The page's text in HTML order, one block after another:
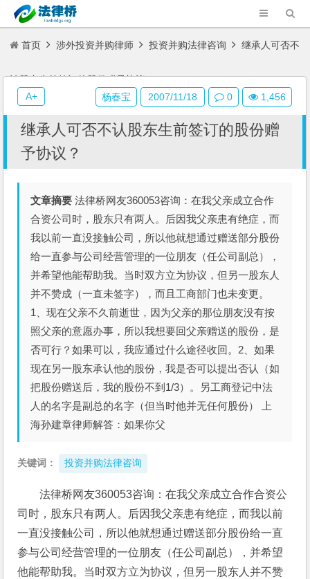
首页 涉外投资并购律师 投资并购法律咨询 继承人可否不
认股东生前签订的股份赠予协议？
继承人可否不认股东生前签订的股份赠
予协议？
文章摘要 法律桥网友360053咨询：在我父亲成立合作
合资公司时，股东只有两人。后因我父亲患有绝症，而
我以前一直没接触公司，所以他就想通过赠送部分股份
给一直参与公司经营管理的一位朋友（任公司副总），
并希望他能帮助我。当时双方立为协议，但另一股东人
并不赞成（一直未签字），而且工商部门也未变更。
1、现在父亲不久前逝世，因为父亲的那位朋友没有按
照父亲的意愿办事，所以我想要回父亲赠送的股份，是
否可行？如果可以，我应通过什么途径收回。2、如果
现在另一股东承认他的股份，我是否可以提出否认（如
把股份赠送后，我的股份不到1/3）。另工商登记中法
人的名字是副总的名字（但当时他并无任何股份） 上
海孙建章律师解答：如果你父
关键词： 投资并购法律咨询
法律桥网友360053咨询：在我父亲成立合作合资公
司时，股东只有两人。后因我父亲患有绝症，而我以前
一直没接触公司，所以他就想通过赠送部分股份给一直
参与公司经营管理的一位朋友（任公司副总），并希望
他能帮助我。当时双方立为协议，但另一股东人并不赞
杨春宝 2007/11/18 0 1,456
A+